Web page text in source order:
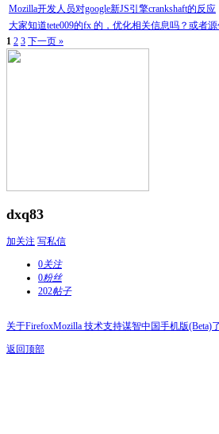
Mozilla开发人员对google新JS引擎crankshaft的反应
大家知道tete009的fx 的，优化相关信息吗？或者源
1 2 3 下一页 »
dxq83
加关注 写私信
0关注
0粉丝
202帖子
关于FirefoxMozilla 技术支持谋智中国手机版(Beta)
返回顶部